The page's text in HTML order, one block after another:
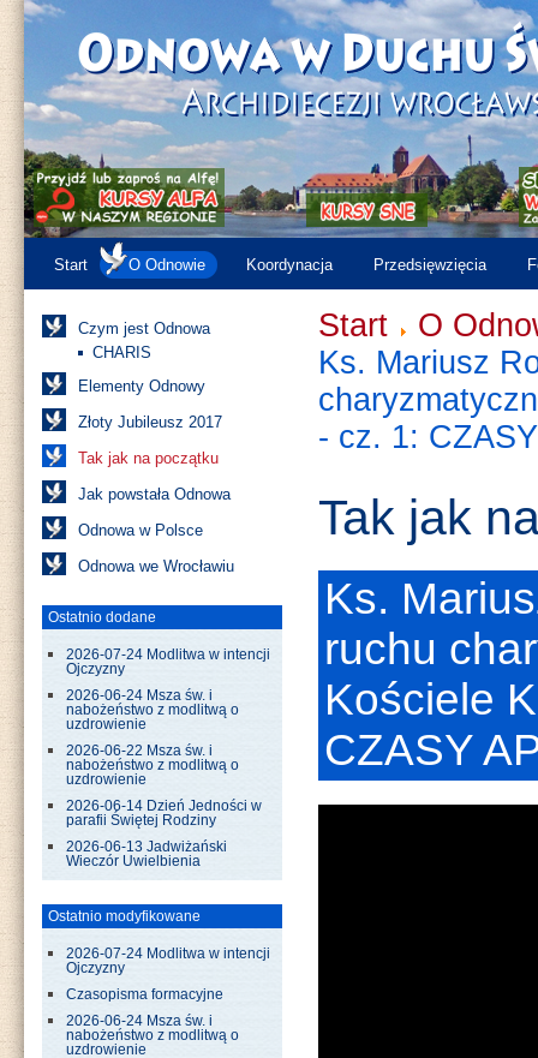
Start O Odnowie Koordynacja Przedsięwzięcia
Czym jest Odnowa
CHARIS
Elementy Odnowy
Złoty Jubileusz 2017
Tak jak na początku
Jak powstała Odnowa
Odnowa w Polsce
Odnowa we Wrocławiu
Ostatnio dodane
2026-07-24 Modlitwa w intencji
Ojczyzny
2026-06-24 Msza św. i
nabożeństwo z modlitwą o
uzdrowienie
2026-06-22 Msza św. i
nabożeństwo z modlitwą o
uzdrowienie
2026-06-14 Dzień Jedności w
parafii Świętej Rodziny
2026-06-13 Jadwiżański
Wieczór Uwielbienia
Ostatnio modyfikowane
2026-07-24 Modlitwa w intencji
Ojczyzny
Czasopisma formacyjne
2026-06-24 Msza św. i
nabożeństwo z modlitwą o
uzdrowienie
Start
O
Ks. Mariusz
- cz. 1:
Tak jak
Ks.
ruchu
Kościele
CZASY